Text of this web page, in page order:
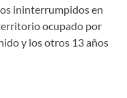
ininterrumpidos en
ocupado por
y los otros 13 años